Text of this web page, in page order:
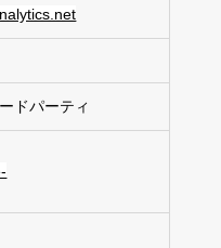
ドパーティ